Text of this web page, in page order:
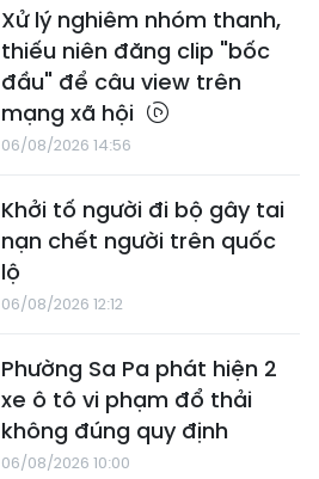
Xử lý nghiêm nhóm thanh,
thiếu niên đăng clip "bốc
đầu" để câu view trên
mạng xã hội
06/08/2026 14:56
Khởi tố người đi bộ gây tai
nạn chết người trên quốc
lộ
06/08/2026 12:12
Phường Sa Pa phát hiện 2
xe ô tô vi phạm đổ thải
không đúng quy định
06/08/2026 10:00